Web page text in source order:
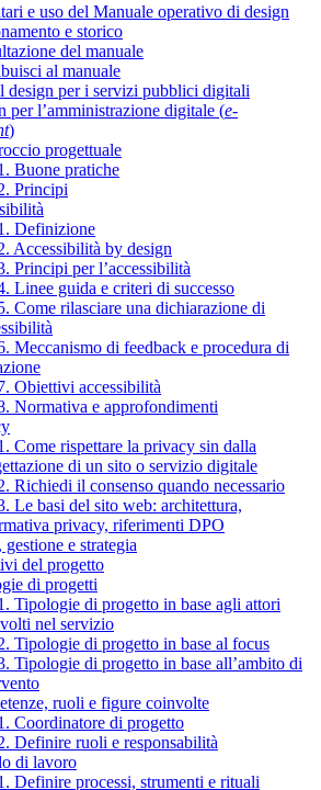
e uso del Manuale operativo di design
e storico
del manuale
al manuale
design per i servizi pubblici digitali
per l’amministrazione digitale (e-
)
progettuale
Buone pratiche
Principi
Definizione
Accessibilità by design
Principi per l’accessibilità
Linee guida e criteri di successo
Come rilasciare una dichiarazione di
Meccanismo di feedback e procedura di
Obiettivi accessibilità
Normativa e approfondimenti
Come rispettare la privacy sin dalla
di un sito o servizio digitale
Richiedi il consenso quando necessario
Le basi del sito web: architettura,
privacy, riferimenti DPO
e strategia
del progetto
di progetti
Tipologie di progetto in base agli attori
nel servizio
Tipologie di progetto in base al focus
Tipologie di progetto in base all’ambito di
ruoli e figure coinvolte
Coordinatore di progetto
Definire ruoli e responsabilità
di lavoro
Definire processi, strumenti e rituali